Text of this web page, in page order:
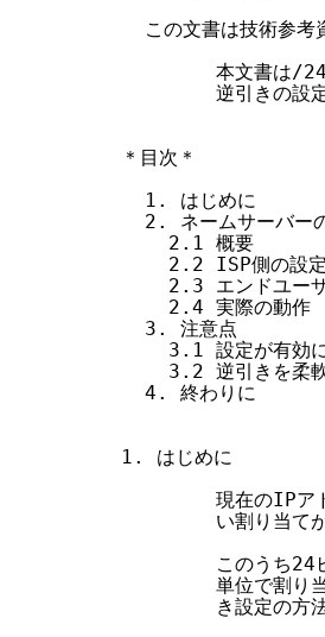
この文書は技術参考
本文書は/24
逆引きの設定
＊目次＊
  1. はじめに
2. ネームサーバー
    2.1 概要
    2.2 ISP側の設定
2.3 エンドユー
    2.4 実際の動作
  3. 注意点
3.1 設定が有効
3.2 逆引きを柔
  4. 終わりに
1. はじめに
現在のIPア
い割り当てが
このうち24
単位で割り当
き設定の方法